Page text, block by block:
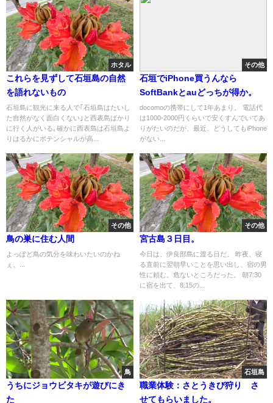
ホタル
これらを見ずして石垣島の自然
を語れないもの
石垣島に観光に来る人で｢石垣島はたいし
た自然がなく面白くない｣と西表島ばかり
に行く人がいる｡確かに西表島は石垣島よ
りはるかにポテンシャルが高...
その他
石垣でiPhone買うんなら
SoftBankとauどっちが得か。
docomoの携帯にして1年あまり。 電話代
は1000-2000円くらいで安くすんでいてあ
りがたいのだが、最近、どうしてもiPhone
がない...
その他
鳥の巣に住む人間
よっぽど鳥の気分を味わいたいのかね
ぇ。...
その他
宮古島３日目。
今日は、伊良部島に渡る日だ。 昨夜、寝
る直前に翌朝早いことを思い出し、宿の男
性に頼む。危ないところだった。 朝7:30
に宿を出て、8:15の...
鳥
うちにジョウビタキが遊びにき
た
石垣島
職業体験：さとうきび狩り さ
せてもらいました。